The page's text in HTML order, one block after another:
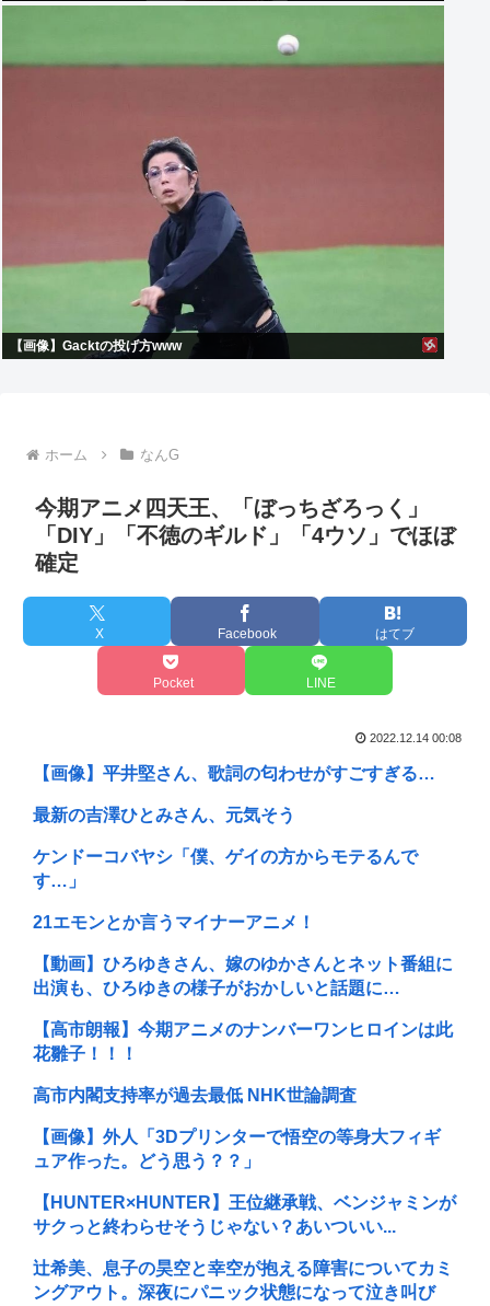
【画像】Gacktの投げ方www
ホーム なんG
今期アニメ四天王、「ぼっちざろっく」
「DIY」「不徳のギルド」「4ウソ」でほぼ
確定
X Facebook はてブ
Pocket LINE
2022.12.14 00:08
【画像】平井堅さん、歌詞の匂わせがすごすぎる…
最新の吉澤ひとみさん、元気そう
ケンドーコバヤシ「僕、ゲイの方からモテるんで
す…」
21エモンとか言うマイナーアニメ！
【動画】ひろゆきさん、嫁のゆかさんとネット番組に
出演も、ひろゆきの様子がおかしいと話題に…
【高市朗報】今期アニメのナンバーワンヒロインは此
花雛子！！！
高市内閣支持率が過去最低 NHK世論調査
【画像】外人「3Dプリンターで悟空の等身大フィギ
ュア作った。どう思う？？」
【HUNTER×HUNTER】王位継承戦、ベンジャミンが
サクっと終わらせそうじゃない？あいついい...
辻希美、息子の昊空と幸空が抱える障害についてカミ
ングアウト。深夜にパニック状態になって泣き叫び